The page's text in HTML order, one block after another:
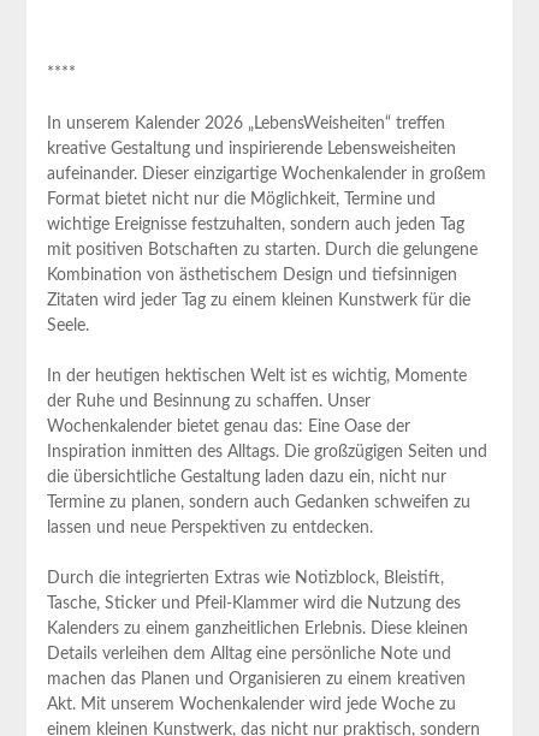
****
In unserem Kalender 2026 „LebensWeisheiten“ treffen
kreative Gestaltung und inspirierende Lebensweisheiten
aufeinander. Dieser einzigartige Wochenkalender in großem
Format bietet nicht ⁢nur die Möglichkeit,⁣ Termine und
wichtige Ereignisse festzuhalten, sondern auch jeden Tag
mit positiven Botschaften ⁣zu starten. Durch die gelungene
Kombination von ästhetischem Design und tiefsinnigen
Zitaten wird jeder Tag zu ⁣einem kleinen‍ Kunstwerk für die
Seele.
In der heutigen⁢ hektischen Welt ist es wichtig, Momente
der Ruhe und Besinnung zu schaffen. Unser
Wochenkalender bietet genau das: Eine Oase der
Inspiration​ inmitten des Alltags. Die großzügigen Seiten ⁤und
die übersichtliche Gestaltung laden dazu ein, nicht nur
Termine​ zu planen, ⁣sondern auch Gedanken schweifen⁤ zu
lassen und neue Perspektiven zu entdecken.
Durch die integrierten Extras wie Notizblock, Bleistift,
Tasche, Sticker ​und Pfeil-Klammer wird die Nutzung des
Kalenders⁣ zu einem ganzheitlichen​ Erlebnis. Diese kleinen⁢
Details verleihen ‌dem ⁣Alltag eine persönliche Note ⁣und
machen das Planen und Organisieren⁤ zu einem kreativen
Akt. Mit unserem Wochenkalender wird jede Woche zu
einem kleinen Kunstwerk, das nicht nur praktisch, sondern